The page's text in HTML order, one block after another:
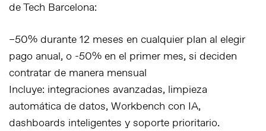
de Tech Barcelona:
–50% durante 12 meses en cualquier plan al elegir
pago anual, o -50% en el primer mes, si deciden
contratar de manera mensual
Incluye: integraciones avanzadas, limpieza
automática de datos, Workbench con IA,
dashboards inteligentes y soporte prioritario.